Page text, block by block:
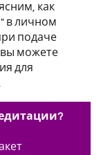
как
в личном
подаче
вы можете
для